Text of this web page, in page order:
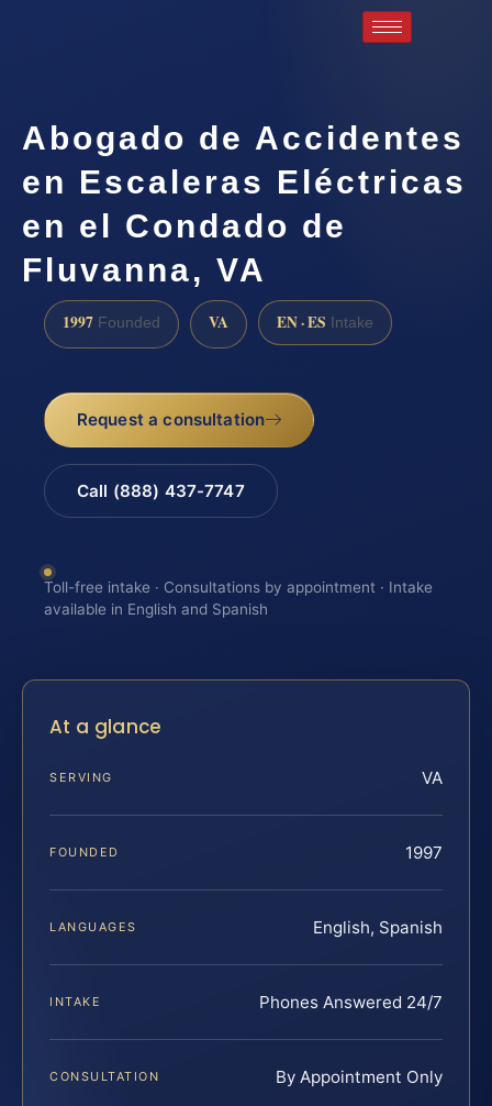
Abogado de Accidentes
en Escaleras Eléctricas
en el Condado de
Fluvanna, VA
1997 Founded VA EN · ES Intake
Request a consultation
Call (888) 437-7747
Toll-free intake · Consultations by appointment · Intake
available in English and Spanish
At a glance
SERVING VA
FOUNDED 1997
LANGUAGES English, Spanish
INTAKE Phones Answered 24/7
CONSULTATION By Appointment Only